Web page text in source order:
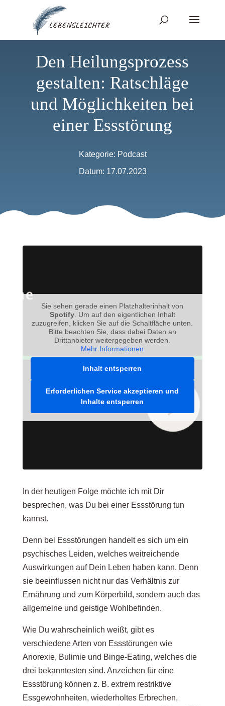
Den Heilungsprozess
gestalten: Ratschläge
und Möglichkeiten bei
einer Essstörung
Kategorie: Podcast
Datum: 17.07.2023
Sie sehen gerade einen Platzhalterinhalt von
Spotify. Um auf den eigentlichen Inhalt
zuzugreifen, klicken Sie auf die Schaltfläche unten.
Bitte beachten Sie, dass dabei Daten an
Drittanbieter weitergegeben werden.
Mehr Informationen
Inhalt entsperren
Erforderlichen Service akzeptieren und
Inhalte entsperren
In der heutigen Folge möchte ich mit Dir
besprechen, was Du bei einer Essstörung tun
kannst.
Denn bei Essstörungen handelt es sich um ein
psychisches Leiden, welches weitreichende
Auswirkungen auf Dein Leben haben kann. Denn
sie beeinflussen nicht nur das Verhältnis zur
Ernährung und zum Körperbild, sondern auch das
allgemeine und geistige Wohlbefinden.
Wie Du wahrscheinlich weißt, gibt es
verschiedene Arten von Essstörungen wie
Anorexie, Bulimie und Binge-Eating, welches die
drei bekanntesten sind. Anzeichen für eine
Essstörung können z. B. extrem restriktive
Essgewohnheiten, wiederholtes Erbrechen,